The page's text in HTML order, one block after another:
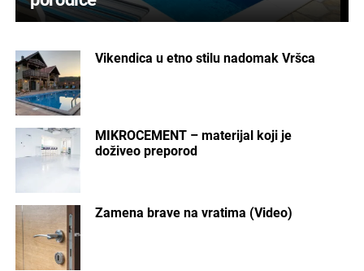
Vikendica u etno stilu nadomak Vršca
MIKROCEMENT – materijal koji je
doživeo preporod
Zamena brave na vratima (Video)